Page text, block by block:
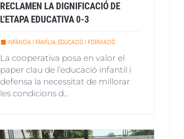
RECLAMEN LA DIGNIFICACIÓ DE
L’ETAPA EDUCATIVA 0-3
INFÀNCIA I FAMÍLIA, EDUCACIÓ I FORMACIÓ
La cooperativa posa en valor el
paper clau de l’educació infantil i
defensa la necessitat de millorar
les condicions d...